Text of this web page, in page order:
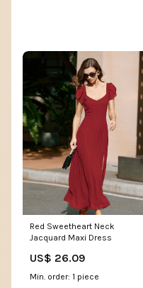
Red Sweetheart Neck
Jacquard Maxi Dress
US$ 26.09
Min. order: 1 piece